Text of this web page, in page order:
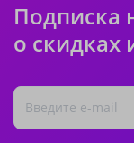
Подписка
о скидках